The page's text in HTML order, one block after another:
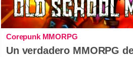
Corepunk MMORPG
Un verdadero MMORPG